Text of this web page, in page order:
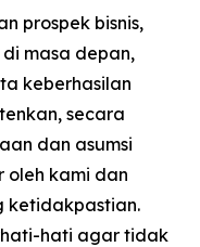
prospek bisnis,
masa depan,
keberhasilan
secara
dan asumsi
oleh kami dan
ketidakpastian.
hati agar tidak